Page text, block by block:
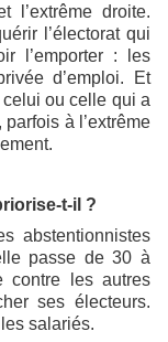
l’extrême droite.
l’électorat qui
l’emporter : les
d’emploi. Et
ou celle qui a
à l’extrême
t-il ?
abstentionnistes
passe de 30 à
contre les autres
ses électeurs.
salariés.